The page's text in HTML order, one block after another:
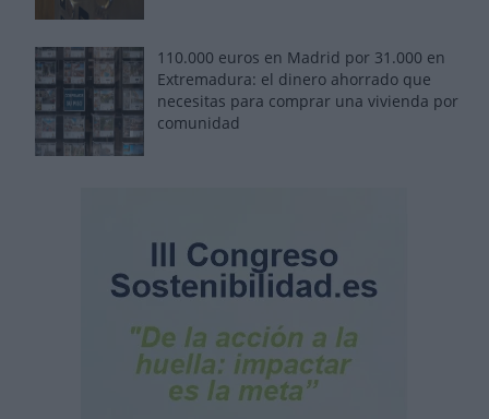
110.000 euros en Madrid por 31.000 en
Extremadura: el dinero ahorrado que
necesitas para comprar una vivienda por
comunidad